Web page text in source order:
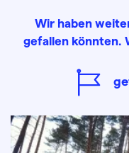
Wir haben
gefallen könnten.